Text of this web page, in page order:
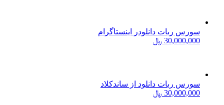
سورس ربات دانلودر اینستاگرام
30,000,000 ﷼
سورس ربات دانلود از ساندکلاد
30,000,000 ﷼